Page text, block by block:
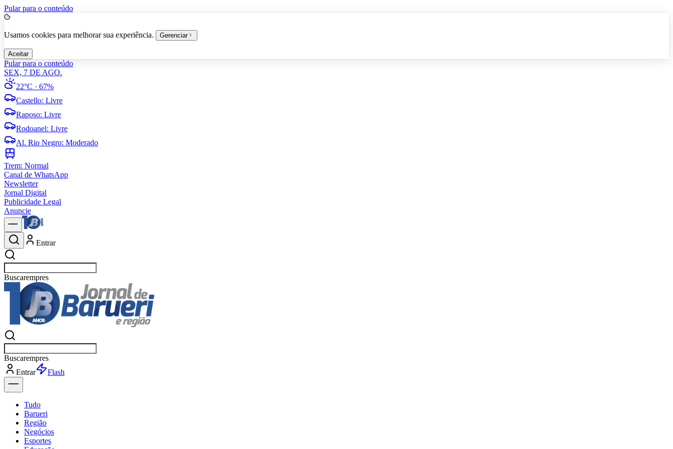
Pular para o conteúdo
Usamos cookies para melhorar sua experiência. Gerenciar
Aceitar
Pular para o conteúdo
SEX, 7 DE AGO.
22°C · 67%
Castello: Livre
Raposo: Livre
Rodoanel: Livre
Al. Rio Negro: Moderado
Trem: Normal
Canal de WhatsApp
Newsletter
Jornal Digital
Publicidade Legal
Anuncie
Entrar
Buscaresportes
Buscaresportes
Entrar
Flash
Tudo
Barueri
Região
Negócios
Esportes